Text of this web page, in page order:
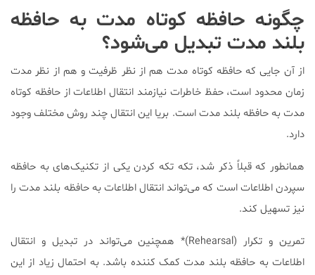
چگونه حافظه کوتاه مدت به حافظه
بلند مدت تبدیل می‌شود؟
از آن جایی که حافظه کوتاه مدت هم از نظر ظرفیت و هم از نظر مدت
زمان محدود است، حفظ خاطرات نیازمند انتقال اطلاعات از حافظه کوتاه
مدت به حافظه بلند مدت است. بریا این انتقال چند روش مختلف وجود
دارد.
همانطور که قبلاً ذکر شد، تکه تکه کردن یکی از تکنیک‌های به حافظه
سپردن اطلاعات است که می‌تواند انتقال اطلاعات به حافظه بلند مدت را
نیز تسهیل کند.
تمرین و تکرار (Rehearsal)* همچنین می‌تواند در تبدیل و انتقال
اطلاعات به حافظه بلند مدت کمک کننده باشد. به احتمال زیاد از این